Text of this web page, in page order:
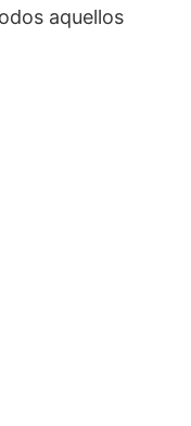
aquellos